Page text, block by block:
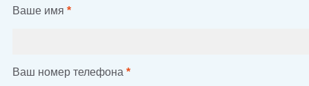
Ваше имя *
Ваш номер телефона *